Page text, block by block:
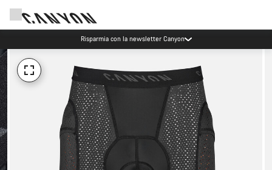
Risparmia con la newsletter Canyon